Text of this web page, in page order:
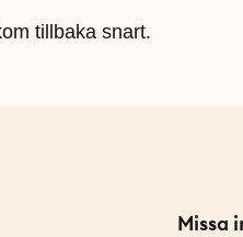
tillbaka snart.
Missa